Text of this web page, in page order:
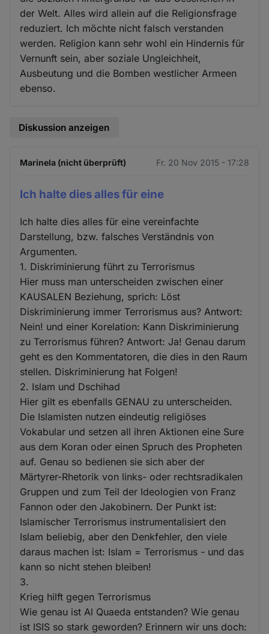
der Welt. Alles wird allein auf die Religionsfrage
reduziert. Ich möchte nicht falsch verstanden
werden. Religion kann sehr wohl ein Hindernis für
Vernunft sein, aber soziale Ungleichheit,
Ausbeutung und die Bomben westlicher Armeen
ebenso.
Diskussion anzeigen
Marinela (nicht überprüft) Fr. 20 Nov 2015 - 17:28
Ich halte dies alles für eine
Ich halte dies alles für eine vereinfachte
Darstellung, bzw. falsches Verständnis von
Argumenten.
1. Diskriminierung führt zu Terrorismus
Hier muss man unterscheiden zwischen einer
KAUSALEN Beziehung, sprich: Löst
Diskriminierung immer Terrorismus aus? Antwort:
Nein! und einer Korelation: Kann Diskriminierung
zu Terrorismus führen? Antwort: Ja! Genau darum
geht es den Kommentatoren, die dies in den Raum
stellen. Diskriminierung hat Folgen!
2. Islam und Dschihad
Hier gilt es ebenfalls GENAU zu unterscheiden.
Die Islamisten nutzen eindeutig religiöses
Vokabular und setzen all ihren Aktionen eine Sure
aus dem Koran oder einen Spruch des Propheten
auf. Genau so bedienen sie sich aber der
Märtyrer-Rhetorik von links- oder rechtsradikalen
Gruppen und zum Teil der Ideologien von Franz
Fannon oder den Jakobinern. Der Punkt ist:
Islamischer Terrorismus instrumentalisiert den
Islam beliebig, aber den Denkfehler, den viele
daraus machen ist: Islam = Terrorismus - und das
kann so nicht stehen bleiben!
3.
Krieg hilft gegen Terrorismus
Wie genau ist Al Quaeda entstanden? Wie genau
ist ISIS so stark geworden? Erinnern wir uns doch: